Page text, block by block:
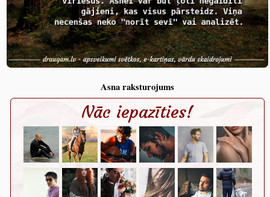
Asna raksturojums
Nāc iepazīties!